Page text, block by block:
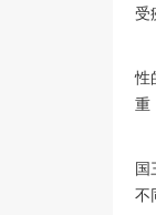
受
性
重
国
不